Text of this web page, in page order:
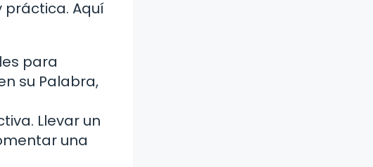
práctica. Aquí
para
su Palabra,
Llevar un
una